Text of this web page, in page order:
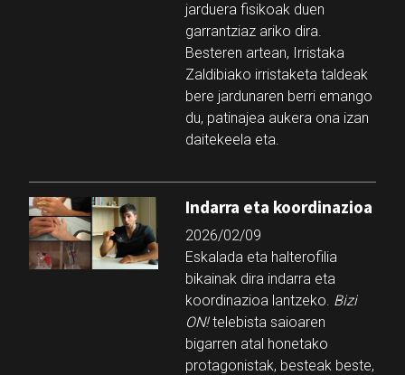
jarduera fisikoak duen
garrantziaz ariko dira.
Besteren artean, Irristaka
Zaldibiako irristaketa taldeak
bere jardunaren berri emango
du, patinajea aukera ona izan
daitekeela eta.
Indarra eta koordinazioa
2026/02/09
Eskalada eta halterofilia
bikainak dira indarra eta
koordinazioa lantzeko. Bizi
ON!telebista saioaren
bigarren atal honetako
protagonistak, besteak beste,